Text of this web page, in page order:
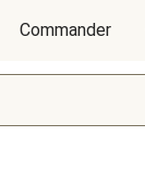
Commander